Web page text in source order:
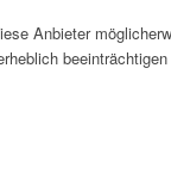
Anbieter